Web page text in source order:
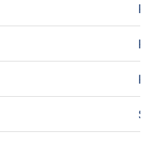
PDF
PDF
PDF